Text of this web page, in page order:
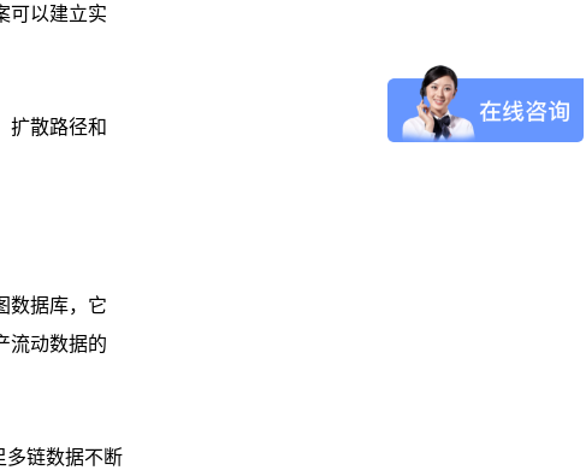
可以建立实
扩散路径和
数据库，它
流动数据的
多链数据不断